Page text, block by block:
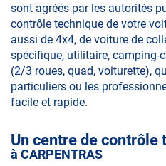
sont agréés par les autorités
contrôle technique de votre
aussi de 4x4, de voiture de
spécifique, utilitaire, camping-
(2/3 roues, quad, voiturette),
particuliers ou les
facile et rapide.
Un centre de contrôle
à CARPENTRAS